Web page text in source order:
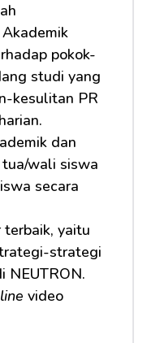
pokok-
studi yang
kesulitan PR
dan
wali siswa
secara
yaitu
strategi
NEUTRON.
video